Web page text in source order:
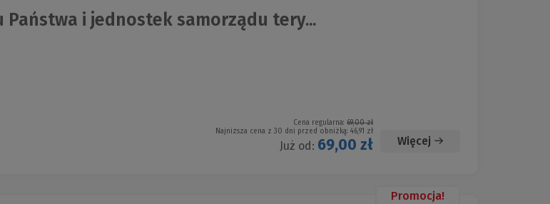
Państwa i jednostek samorządu tery...
Cena regularna: 69,00 zł
Najniższa cena z 30 dni przed obniżką: 46,91 zł
Już od: 69,00 zł Więcej
Promocja!